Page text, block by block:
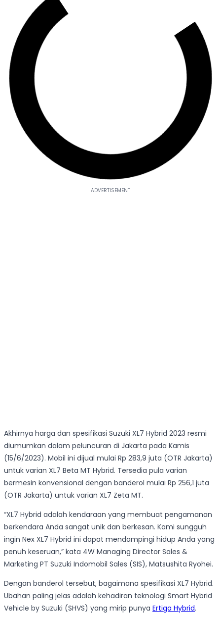
Akhirnya harga dan spesifikasi Suzuki XL7 Hybrid 2023 resmi
diumumkan dalam peluncuran di Jakarta pada Kamis
(15/6/2023). Mobil ini dijual mulai Rp 283,9 juta (OTR Jakarta)
untuk varian XL7 Beta MT Hybrid. Tersedia pula varian
bermesin konvensional dengan banderol mulai Rp 256,1 juta
(OTR Jakarta) untuk varian XL7 Zeta MT.
“XL7 Hybrid adalah kendaraan yang membuat pengamanan
berkendara Anda sangat unik dan berkesan. Kami sungguh
ingin Nex XL7 Hybrid ini dapat mendampingi hidup Anda yang
penuh keseruan,” kata 4W Managing Director Sales &
Marketing PT Suzuki Indomobil Sales (SIS), Matsushita Ryohei.
Dengan banderol tersebut, bagaimana spesifikasi XL7 Hybrid.
Ubahan paling jelas adalah kehadiran teknologi Smart Hybrid
Vehicle by Suzuki (SHVS) yang mirip punya Ertiga Hybrid.